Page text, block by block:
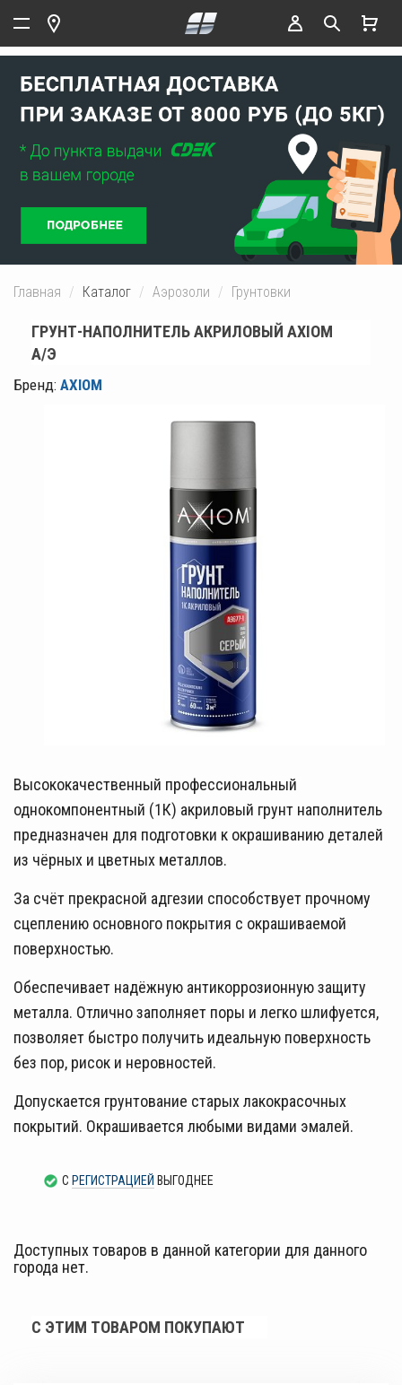
Главная Каталог Аэрозоли Грунтовки
ГРУНТ-НАПОЛНИТЕЛЬ АКРИЛОВЫЙ AXIOM
А/Э
Бренд: AXIOM
Высококачественный профессиональный
однокомпонентный (1К) акриловый грунт наполнитель
предназначен для подготовки к окрашиванию деталей
из чёрных и цветных металлов.
За счёт прекрасной адгезии способствует прочному
сцеплению основного покрытия с окрашиваемой
поверхностью.
Обеспечивает надёжную антикоррозионную защиту
металла. Отлично заполняет поры и легко шлифуется,
позволяет быстро получить идеальную поверхность
без пор, рисок и неровностей.
Допускается грунтование старых лакокрасочных
покрытий. Окрашивается любыми видами эмалей.
С РЕГИСТРАЦИЕЙ ВЫГОДНЕЕ
Доступных товаров в данной категории для данного
города нет.
С ЭТИМ ТОВАРОМ ПОКУПАЮТ